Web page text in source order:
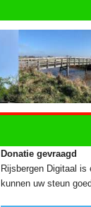
Donatie gevraagd
Rijsbergen Digitaal
kunnen uw steun